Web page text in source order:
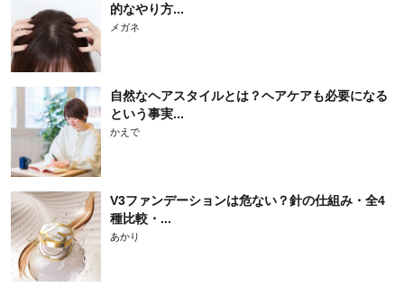
的なやり方...
メガネ
自然なヘアスタイルとは？ヘアケアも必要になる
という事実...
かえで
V3ファンデーションは危ない？針の仕組み・全4
種比較・...
あかり